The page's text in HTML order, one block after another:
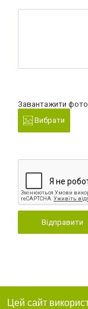
Завантажити
Вибрати
Відправити
Цей сайт